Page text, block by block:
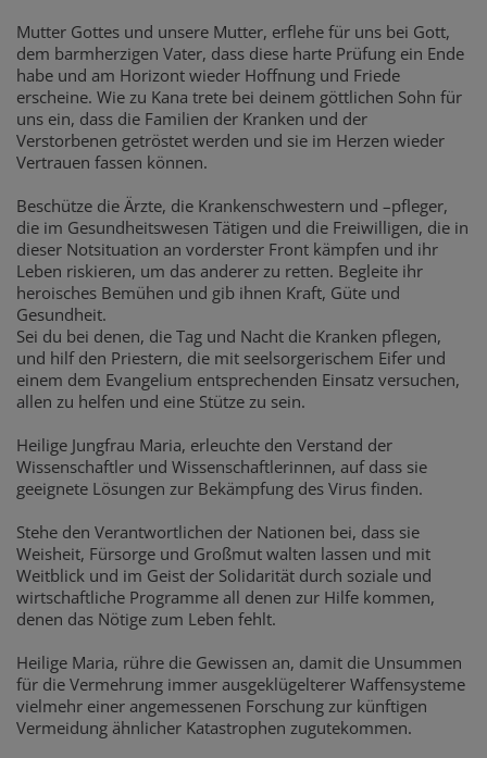
Mutter Gottes und unsere Mutter, erflehe für uns bei Gott,
dem barmherzigen Vater, dass diese harte Prüfung ein Ende
habe und am Horizont wieder Hoffnung und Friede
erscheine. Wie zu Kana trete bei deinem göttlichen Sohn für
uns ein, dass die Familien der Kranken und der
Verstorbenen getröstet werden und sie im Herzen wieder
Vertrauen fassen können.
Beschütze die Ärzte, die Krankenschwestern und –pfleger,
die im Gesundheitswesen Tätigen und die Freiwilligen, die in
dieser Notsituation an vorderster Front kämpfen und ihr
Leben riskieren, um das anderer zu retten. Begleite ihr
heroisches Bemühen und gib ihnen Kraft, Güte und
Gesundheit.
Sei du bei denen, die Tag und Nacht die Kranken pflegen,
und hilf den Priestern, die mit seelsorgerischem Eifer und
einem dem Evangelium entsprechenden Einsatz versuchen,
allen zu helfen und eine Stütze zu sein.
Heilige Jungfrau Maria, erleuchte den Verstand der
Wissenschaftler und Wissenschaftlerinnen, auf dass sie
geeignete Lösungen zur Bekämpfung des Virus finden.
Stehe den Verantwortlichen der Nationen bei, dass sie
Weisheit, Fürsorge und Großmut walten lassen und mit
Weitblick und im Geist der Solidarität durch soziale und
wirtschaftliche Programme all denen zur Hilfe kommen,
denen das Nötige zum Leben fehlt.
Heilige Maria, rühre die Gewissen an, damit die Unsummen
für die Vermehrung immer ausgeklügelterer Waffensysteme
vielmehr einer angemessenen Forschung zur künftigen
Vermeidung ähnlicher Katastrophen zugutekommen.